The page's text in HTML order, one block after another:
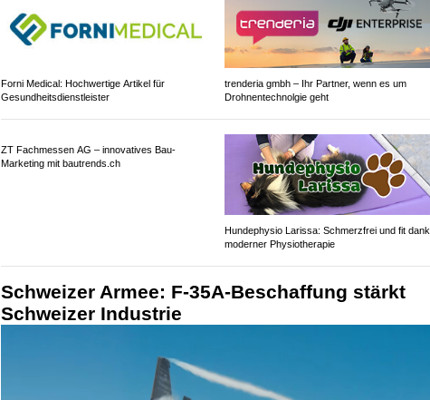
Forni Medical: Hochwertige Artikel für
Gesundheitsdienstleister
trenderia gmbh – Ihr Partner, wenn es um
Drohnentechnolgie geht
Hundephysio Larissa: Schmerzfrei und fit dank
moderner Physiotherapie
Schweizer Armee: F-35A-Beschaffung stärkt
Schweizer Industrie